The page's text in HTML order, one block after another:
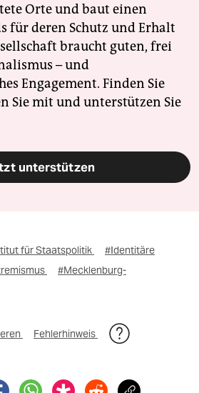
Orte und baut einen
für deren Schutz und Erhalt
braucht guten, frei
– und
Engagement. Finden Sie
Sie mit und unterstützen Sie
unterstützen
für Staatspolitik
#Identitäre
#Mecklenburg-
Fehlerhinweis